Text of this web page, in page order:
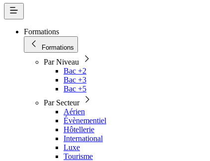
Formations
Formations
Par Niveau
Bac +2
Bac +3
Bac +5
Par Secteur
Aérien
Évènementiel
Hôtellerie
International
Luxe
Tourisme